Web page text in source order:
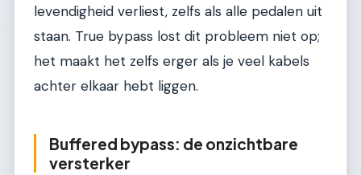
levendigheid verliest, zelfs als alle pedalen uit
staan. True bypass lost dit probleem niet op;
het maakt het zelfs erger als je veel kabels
achter elkaar hebt liggen.
Buffered bypass: de onzichtbare
versterker